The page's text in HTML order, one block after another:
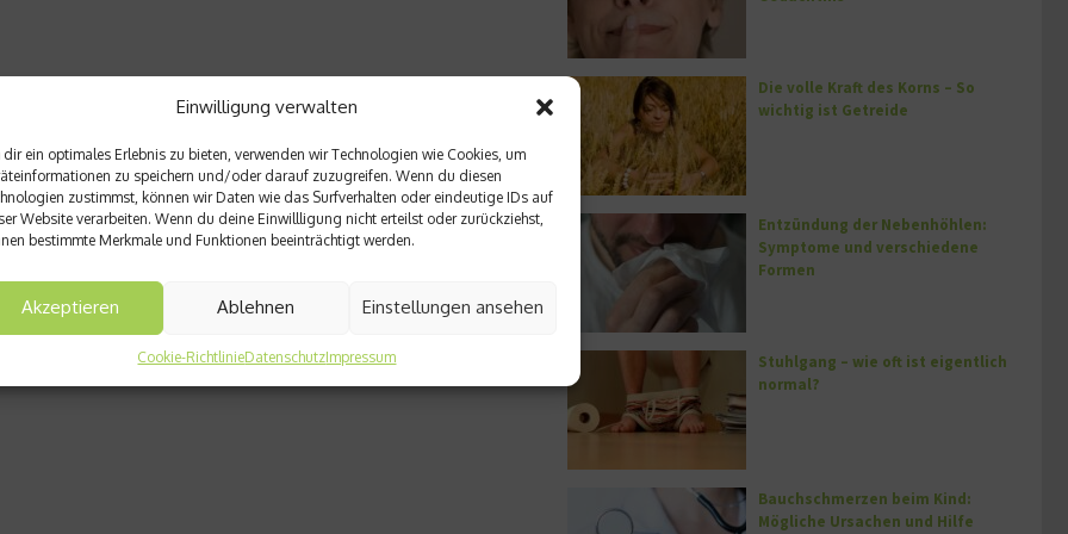
Einwilligung verwalten
dir ein optimales Erlebnis zu bieten, verwenden wir Technologien wie Cookies, um
zu speichern und/oder darauf zuzugreifen. Wenn du diesen
zustimmst, können wir Daten wie das Surfverhalten oder eindeutige IDs auf
Website verarbeiten. Wenn du deine Einwillligung nicht erteilst oder zurückziehst,
bestimmte Merkmale und Funktionen beeinträchtigt werden.
Akzeptieren Ablehnen Einstellungen ansehen
Cookie-RichtlinieDatenschutzImpressum
Die volle Kraft des Korns – So
wichtig ist Getreide
Entzündung der Nebenhöhlen:
Symptome und verschiedene
Formen
Stuhlgang – wie oft ist eigentlich
normal?
Bauchschmerzen beim Kind:
Mögliche Ursachen und Hilfe